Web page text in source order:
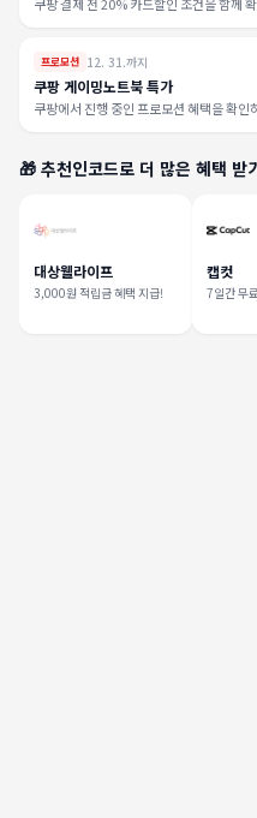
프로모션 12. 31.까지
쿠팡 게이밍노트북 특가
쿠팡에서 진행 중인 프로모션 혜택을 확인
🎁 추천인코드로 더 많은 혜택 받
대상웰라이프
3,000원 적립금 혜택 지급!
캡컷
7일간 무